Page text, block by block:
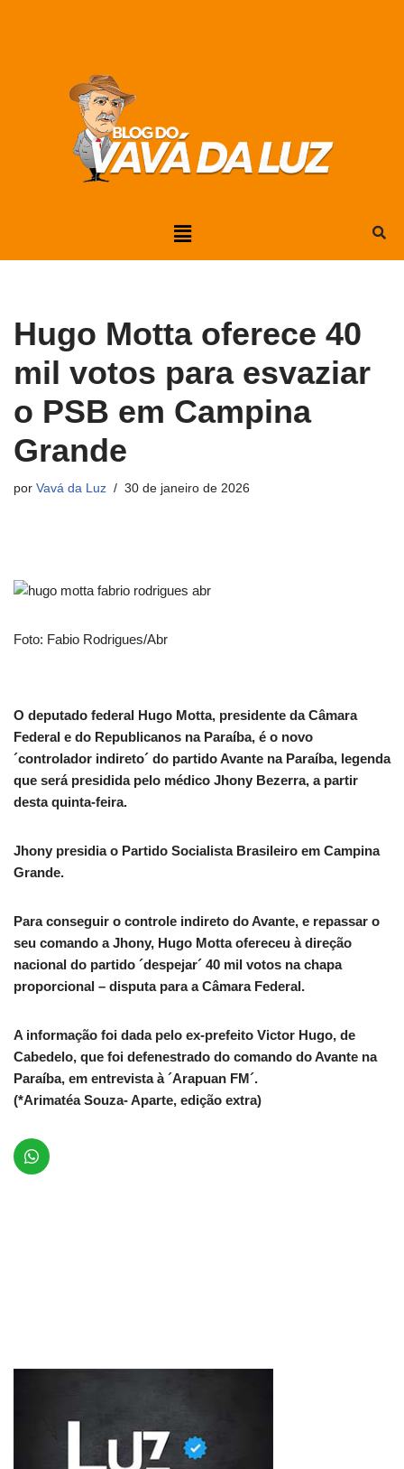
Hugo Motta oferece 40
mil votos para esvaziar
o PSB em Campina
Grande
por Vavá da Luz 30 de janeiro de 2026
Foto: Fabio Rodrigues/Abr
O deputado federal Hugo Motta, presidente da Câmara
Federal e do Republicanos na Paraíba, é o novo
´controlador indireto´ do partido Avante na Paraíba, legenda
que será presidida pelo médico Jhony Bezerra, a partir
desta quinta-feira.
Jhony presidia o Partido Socialista Brasileiro em Campina
Grande.
Para conseguir o controle indireto do Avante, e repassar o
seu comando a Jhony, Hugo Motta ofereceu à direção
nacional do partido ´despejar´ 40 mil votos na chapa
proporcional – disputa para a Câmara Federal.
A informação foi dada pelo ex-prefeito Victor Hugo, de
Cabedelo, que foi defenestrado do comando do Avante na
Paraíba, em entrevista à ´Arapuan FM´.
(*Arimatéa Souza- Aparte, edição extra)